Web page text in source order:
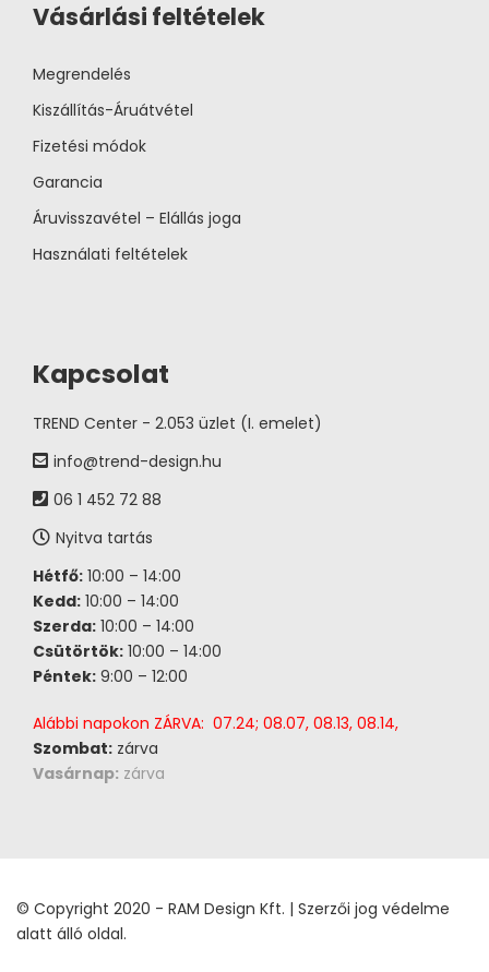
Vásárlási feltételek
Megrendelés
Kiszállítás-Áruátvétel
Fizetési módok
Garancia
Áruvisszavétel – Elállás joga
Használati feltételek
Kapcsolat
TREND Center - 2.053 üzlet (I. emelet)
info@trend-design.hu
06 1 452 72 88
Nyitva tartás
Hétfő: 10:00 – 14:00
Kedd: 10:00 – 14:00
Szerda: 10:00 – 14:00
Csütörtök: 10:00 – 14:00
Péntek: 9:00 – 12:00
Alábbi napokon ZÁRVA: 07.24; 08.07, 08.13, 08.14,
Szombat: zárva
Vasárnap: zárva
© Copyright 2020 - RAM Design Kft. | Szerzői jog védelme
alatt álló oldal.